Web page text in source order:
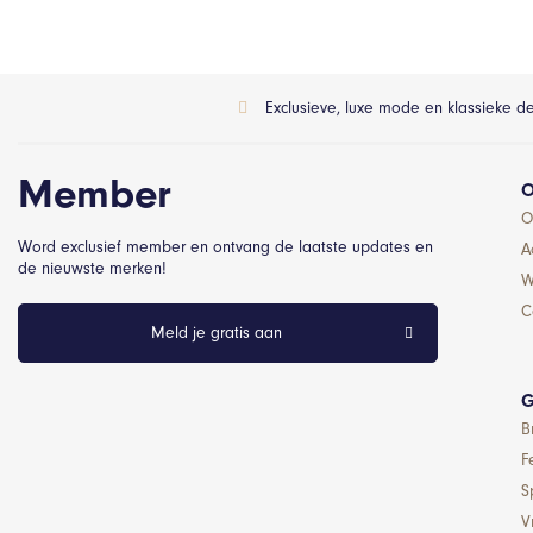
Exclusieve, luxe mode en klassieke
Member
Word exclusief member en ontvang de laatste updates en
de nieuwste merken!
Meld je gratis aan